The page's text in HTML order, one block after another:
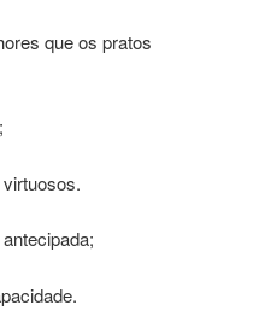
que os pratos